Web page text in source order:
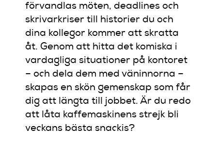
förvandlas möten, deadlines och
skrivarkriser till historier du och
dina kollegor kommer att skratta
åt. Genom att hitta det komiska i
vardagliga situationer på kontoret
– och dela dem med väninnorna –
skapas en skön gemenskap som får
dig att längta till jobbet. Är du redo
att låta kaffemaskinens strejk bli
veckans bästa snackis?